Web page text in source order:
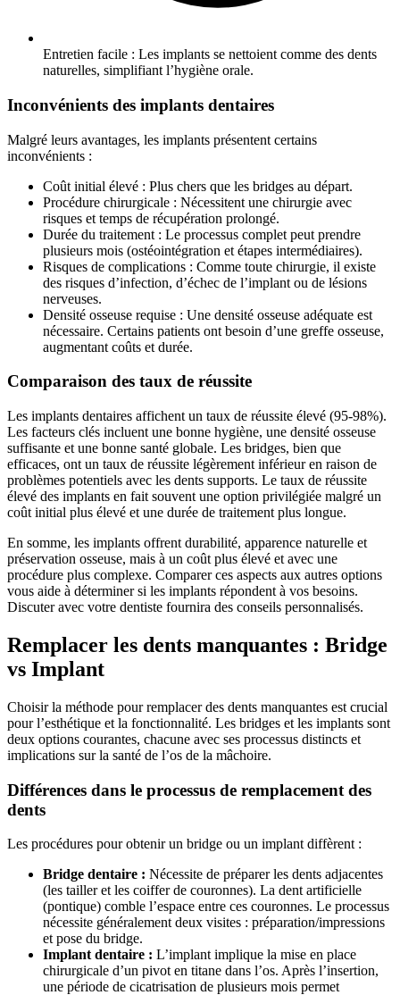
Entretien facile : Les implants se nettoient comme des dents
naturelles, simplifiant l’hygiène orale.
Inconvénients des implants dentaires
Malgré leurs avantages, les implants présentent certains
inconvénients :
Coût initial élevé : Plus chers que les bridges au départ.
Procédure chirurgicale : Nécessitent une chirurgie avec
risques et temps de récupération prolongé.
Durée du traitement : Le processus complet peut prendre
plusieurs mois (ostéointégration et étapes intermédiaires).
Risques de complications : Comme toute chirurgie, il existe
des risques d’infection, d’échec de l’implant ou de lésions
nerveuses.
Densité osseuse requise : Une densité osseuse adéquate est
nécessaire. Certains patients ont besoin d’une greffe osseuse,
augmentant coûts et durée.
Comparaison des taux de réussite
Les implants dentaires affichent un taux de réussite élevé (95-98%).
Les facteurs clés incluent une bonne hygiène, une densité osseuse
suffisante et une bonne santé globale. Les bridges, bien que
efficaces, ont un taux de réussite légèrement inférieur en raison de
problèmes potentiels avec les dents supports. Le taux de réussite
élevé des implants en fait souvent une option privilégiée malgré un
coût initial plus élevé et une durée de traitement plus longue.
En somme, les implants offrent durabilité, apparence naturelle et
préservation osseuse, mais à un coût plus élevé et avec une
procédure plus complexe. Comparer ces aspects aux autres options
vous aide à déterminer si les implants répondent à vos besoins.
Discuter avec votre dentiste fournira des conseils personnalisés.
Remplacer les dents manquantes : Bridge
vs Implant
Choisir la méthode pour remplacer des dents manquantes est crucial
pour l’esthétique et la fonctionnalité. Les bridges et les implants sont
deux options courantes, chacune avec ses processus distincts et
implications sur la santé de l’os de la mâchoire.
Différences dans le processus de remplacement des
dents
Les procédures pour obtenir un bridge ou un implant diffèrent :
Bridge dentaire : Nécessite de préparer les dents adjacentes
(les tailler et les coiffer de couronnes). La dent artificielle
(pontique) comble l’espace entre ces couronnes. Le processus
nécessite généralement deux visites : préparation/impressions
et pose du bridge.
Implant dentaire : L’implant implique la mise en place
chirurgicale d’un pivot en titane dans l’os. Après l’insertion,
une période de cicatrisation de plusieurs mois permet